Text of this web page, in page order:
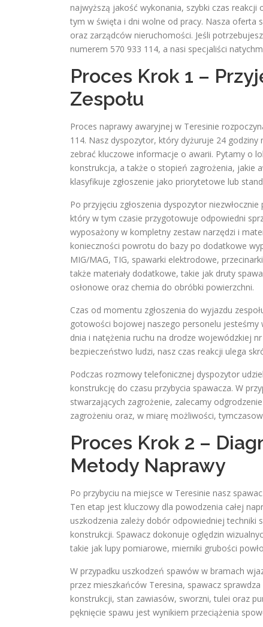
najwyższą jakość wykonania, szybki czas reakcji
tym w święta i dni wolne od pracy. Nasza oferta
oraz zarządców nieruchomości. Jeśli
numerem 570 933 114, a nasi specjaliści
Proces Krok 1 –
Zespołu
Proces naprawy awaryjnej w Teresinie
114. Nasz dyspozytor, który dyżuruje 24
zebrać kluczowe informacje o awarii. Pytamy o
konstrukcja, a także o stopień zagrożenia, jakie
klasyfikuje zgłoszenie jako priorytetowe lub
Po przyjęciu zgłoszenia dyspozytor
który w tym czasie przygotowuje odpowiedni
wyposażony w kompletny zestaw narzędzi i
konieczności powrotu do bazy po dodatkowe
MIG/MAG, TIG, spawarki elektrodowe,
także materiały dodatkowe, takie jak druty
osłonowe oraz chemia do obróbki powierzchni.
Czas od momentu zgłoszenia do wyjazdu
gotowości bojowej naszego personelu
dnia i natężenia ruchu na drodze wojewódzkiej
bezpieczeństwo ludzi, nasz czas reakcji ulega
Podczas rozmowy telefonicznej dyspozytor
konstrukcję do czasu przybycia spawacza. W
stwarzających zagrożenie, zalecamy
zagrożeniu oraz, w miarę możliwości,
Proces Krok 2 –
Metody Naprawy
Po przybyciu na miejsce w Teresinie nasz
Ten etap jest kluczowy dla powodzenia całej
uszkodzenia zależy dobór odpowiedniej techniki
konstrukcji. Spawacz dokonuje oględzin
takie jak lupy pomiarowe, mierniki grubości
W przypadku uszkodzeń spawów w bramach
przez mieszkańców Teresina, spawacz
konstrukcji, stan zawiasów, sworzni, tulei oraz
pęknięcie spawu jest wynikiem przeciążenia